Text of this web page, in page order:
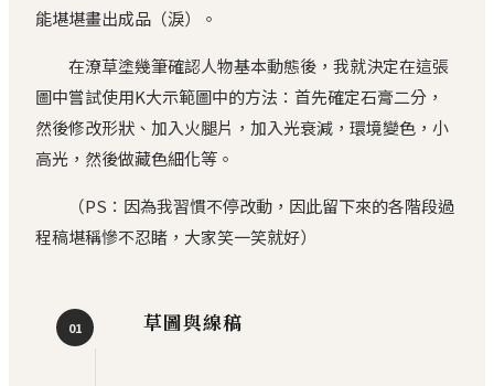
能堪堪畫出成品（淚）。
在潦草塗幾筆確認人物基本動態後，我就決定在這張
圖中嘗試使用K大示範圖中的方法：首先確定石膏二分，
然後修改形狀、加入火腿片，加入光衰減，環境變色，小
高光，然後做藏色細化等。
（PS：因為我習慣不停改動，因此留下來的各階段過
程稿堪稱慘不忍睹，大家笑一笑就好）
01 草圖與線稿